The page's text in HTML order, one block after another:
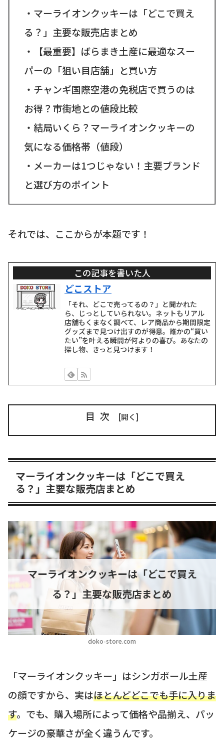
・マーライオンクッキーは「どこで買え
る？」主要な販売店まとめ
・【最重要】ばらまき土産に最適なスー
パーの「狙い目店舗」と買い方
・チャンギ国際空港の免税店で買うのは
お得？市街地との値段比較
・結局いくら？マーライオンクッキーの
気になる価格帯（値段）
・メーカーは1つじゃない！主要ブランド
と選び方のポイント
それでは、ここからが本題です！
この記事を書いた人
どこストア
「それ、どこで売ってるの？」と聞かれた
ら、じっとしていられない。ネットもリアル
店舗もくまなく調べて、レア商品から期間限定
グッズまで見つけ出すのが得意。誰かの“買い
たい”を叶える瞬間が何よりの喜び。あなたの
探し物、きっと見つけます！
目次
マーライオンクッキーは「どこで買え
る？」主要な販売店まとめ
doko-store.com
マーライオンクッキーは「どこで買え
る？」主要な販売店まとめ
「マーライオンクッキー」はシンガポール土産
の顔ですから、実はほとんどどこでも手に入りま
す。でも、購入場所によって価格や品揃え、パッ
ケージの豪華さが全く違うんです。